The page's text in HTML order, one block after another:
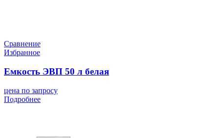
Сравнение
Избранное
Емкость ЭВП 50 л белая
цена по запросу
Подробнее